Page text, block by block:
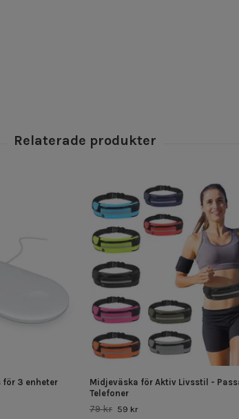
för 3 enheter
Midjeväska för Aktiv Livsstil -
Telefoner
79 kr 59 kr